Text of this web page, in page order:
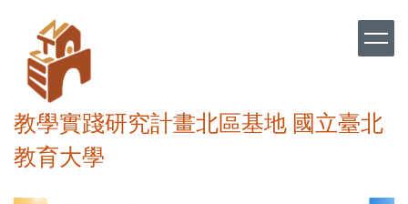
區
教學實踐研究計畫北區基地 國立臺北
教育大學